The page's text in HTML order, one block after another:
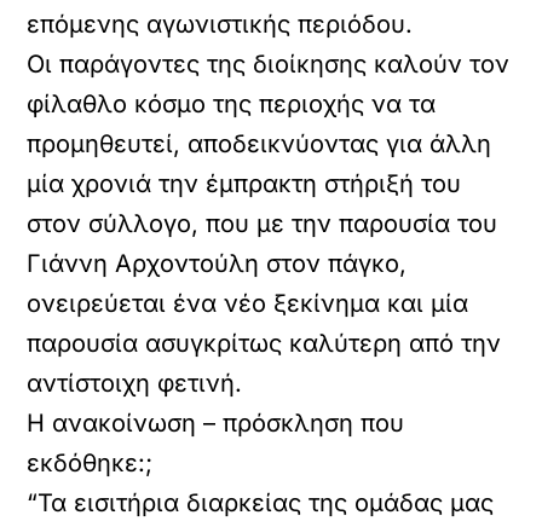
επόμενης αγωνιστικής περιόδου.
Οι παράγοντες της διοίκησης καλούν τον
φίλαθλο κόσμο της περιοχής να τα
προμηθευτεί, αποδεικνύοντας για άλλη
μία χρονιά την έμπρακτη στήριξή του
στον σύλλογο, που με την παρουσία του
Γιάννη Αρχοντούλη στον πάγκο,
ονειρεύεται ένα νέο ξεκίνημα και μία
παρουσία ασυγκρίτως καλύτερη από την
αντίστοιχη φετινή.
Η ανακοίνωση – πρόσκληση που
εκδόθηκε:;
“Τα εισιτήρια διαρκείας της ομάδας μας